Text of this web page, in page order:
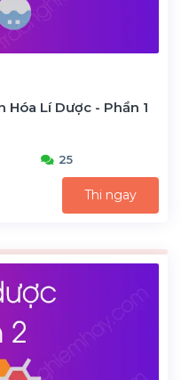
Hóa Lí Dược - Phần 1
25
Thi ngay